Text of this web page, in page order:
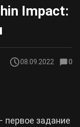
Impact:
08.09.2022 0
первое задание